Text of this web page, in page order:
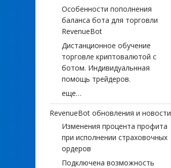
Особенности пополнения
баланса бота для торговли
RevenueBot
Дистанционное обучение
торговле криптовалютой с
ботом. Индивидуальнная
помощь трейдеров.
еще…
RevenueBot обновления и новости
Изменения процента профита
при исполнении страховочных
ордеров
Подключена возможность